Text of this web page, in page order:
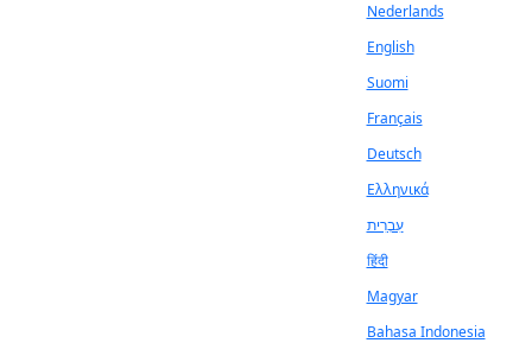
Nederlands
English
Suomi
Français
Deutsch
Ελληνικά
עִבְרִית
हिंदी
Magyar
Bahasa Indonesia